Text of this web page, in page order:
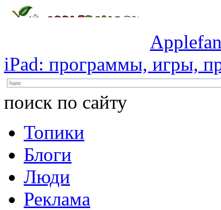
iPad: программы, игры,
поиск по сайту
Топики
Блоги
Люди
Реклама